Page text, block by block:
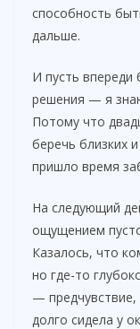
способность
дальше.
И пусть впереди
решения — я
Потому что
беречь близких
пришло время
На следующий
ощущением
Казалось, что
но где-то
—
долго сидела у